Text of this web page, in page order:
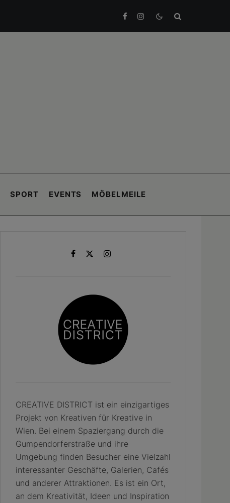
SPORT EVENTS MÖBELMEILE
CREATIVE DISTRICT ist ein einzigartiges
Projekt von Kreativen für Kreative in
Wien. Bei einem Spaziergang durch die
Gumpendorferstraße und ihre
Umgebung finden Besucher eine Vielzahl
interessanter Geschäfte, Galerien, Cafés
und anderer Attraktionen. Es ist ein Ort,
an dem Kreativität, Ideen und Inspiration